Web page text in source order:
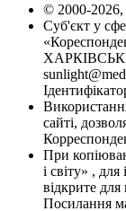
© 2000-2026,
Суб'єкт у
сайті,
При
і світу» ,
відкрите
Посилання